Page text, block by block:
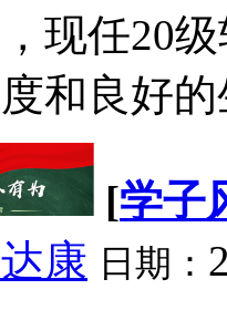
现任20
和良好
[学子
康 日期：